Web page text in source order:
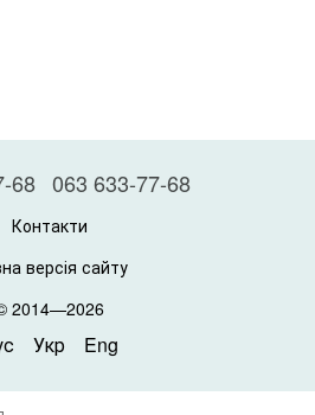
68 063 633-77-68
Контакти
версія сайту
2014—2026
Укр Eng